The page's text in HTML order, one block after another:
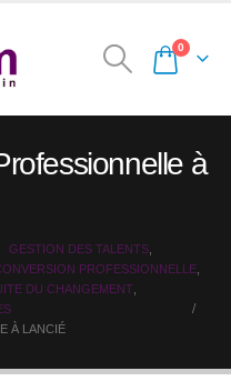
0
à
GESTION DES TALENTS
PROFESSIONNELLE
DU CHANGEMENT
À LANCIÉ